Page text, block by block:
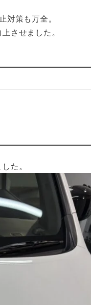
対策も万全。
させました。
た。